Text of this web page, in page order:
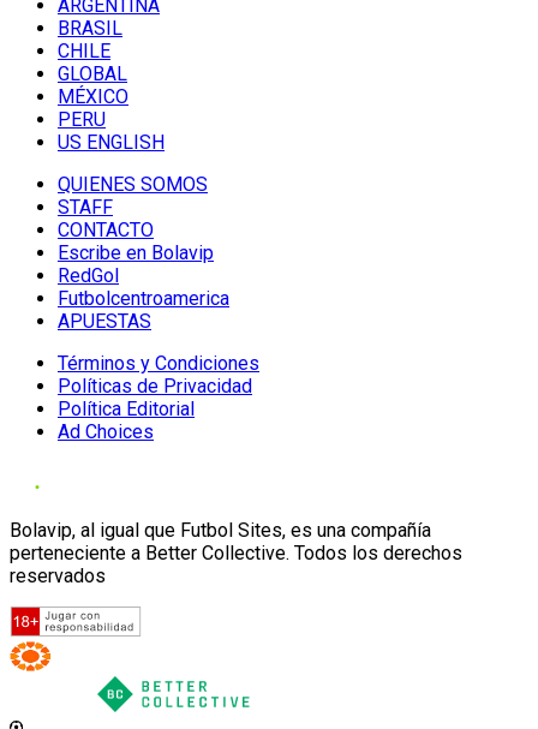
ARGENTINA
BRASIL
CHILE
GLOBAL
MÉXICO
PERU
US ENGLISH
QUIENES SOMOS
STAFF
CONTACTO
Escribe en Bolavip
RedGol
Futbolcentroamerica
APUESTAS
Términos y Condiciones
Políticas de Privacidad
Política Editorial
Ad Choices
Bolavip, al igual que Futbol Sites, es una compañía
perteneciente a Better Collective. Todos los derechos
reservados